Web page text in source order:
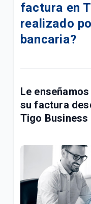
Gestión de Flotas
Mejore sus
¿Cómo funciona
Business?
¿Qué es Data
Guía de
factura en
realizado
bancaria?
Le
su factura
Tigo Business